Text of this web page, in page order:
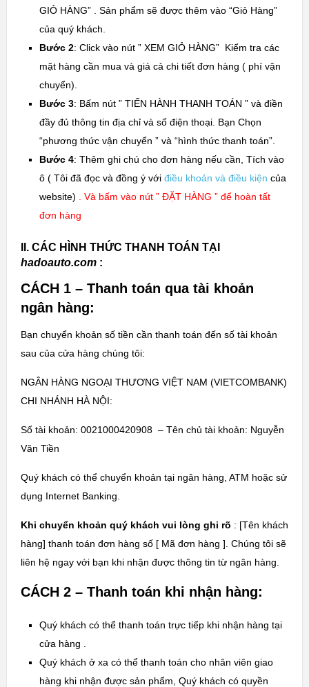
GIỎ HÀNG” . Sản phẩm sẽ được thêm vào “Giỏ Hàng”
của quý khách.
Bước 2: Click vào nút ” XEM GIỎ HÀNG” Kiểm tra các
mặt hàng cần mua và giá cả chi tiết đơn hàng ( phí vận
chuyển).
Bước 3: Bấm nút ” TIẾN HÀNH THANH TOÁN ” và điền
đầy đủ thông tin địa chỉ và số điện thoại. Bạn Chọn
“phương thức vận chuyển ” và “hình thức thanh toán”.
Bước 4: Thêm ghi chú cho đơn hàng nếu cần, Tích vào
ô ( Tôi đã đọc và đồng ý với điều khoản và điều kiện của
website) . Và bấm vào nút ” ĐẶT HÀNG ” để hoàn tất
đơn hàng
II. CÁC HÌNH THỨC THANH TOÁN TẠI
hadoauto.com:
CÁCH 1 – Thanh toán qua tài khoản
ngân hàng:
Bạn chuyển khoản số tiền cần thanh toán đến số tài khoản
sau của cửa hàng chúng tôi:
NGÂN HÀNG NGOẠI THƯƠNG VIỆT NAM (VIETCOMBANK)
CHI NHÁNH HÀ NỘI:
Số tài khoản: 0021000420908 – Tên chủ tài khoản: Nguyễn
Văn Tiền
Quý khách có thể chuyển khoản tại ngân hàng, ATM hoặc sử
dụng Internet Banking.
Khi chuyển khoản quý khách vui lòng ghi rõ : [Tên khách
hàng] thanh toán đơn hàng số [ Mã đơn hàng ]. Chúng tôi sẽ
liên hệ ngay với bạn khi nhận được thông tin từ ngân hàng.
CÁCH 2 – Thanh toán khi nhận hàng:
Quý khách có thể thanh toán trực tiếp khi nhận hàng tại
cửa hàng .
Quý khách ở xa có thể thanh toán cho nhân viên giao
hàng khi nhận được sản phẩm, Quý khách có quyền